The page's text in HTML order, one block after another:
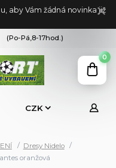
aby Vám žádná novinka již
CZK
(Po-Pá,8-17hod.)
0
Dresy Nidelo
oranžová